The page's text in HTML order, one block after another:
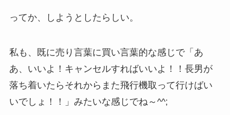
ってか、しようとしたらしい。
私も、既に売り言葉に買い言葉的な感じで「あ
あ、いいよ！キャンセルすればいいよ！！長男が
落ち着いたらそれからまた飛行機取って行けばい
いでしょ！！」みたいな感じでね～^^;